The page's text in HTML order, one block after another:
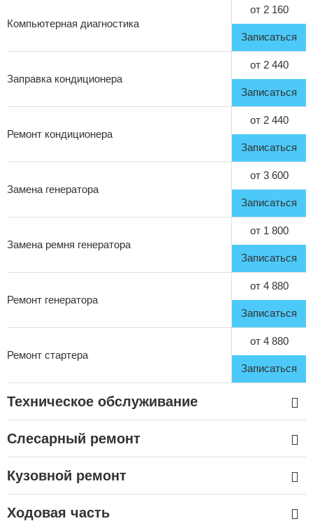
Компьютерная диагностика
от 2 160
Записаться
Заправка кондиционера
от 2 440
Записаться
Ремонт кондиционера
от 2 440
Записаться
Замена генератора
от 3 600
Записаться
Замена ремня генератора
от 1 800
Записаться
Ремонт генератора
от 4 880
Записаться
Ремонт стартера
от 4 880
Записаться
Техническое обслуживание
Слесарный ремонт
Кузовной ремонт
Ходовая часть